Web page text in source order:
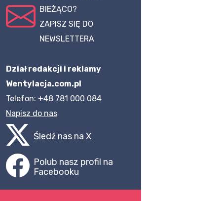
BIEŻĄCO?
ZAPISZ SIĘ DO
NEWSLETTERA
Dział redakcji i reklamy
Wentylacja.com.pl
Telefon: +48 781 000 084
Napisz do nas
Śledź nas na X
Polub nasz profil na
Facebooku